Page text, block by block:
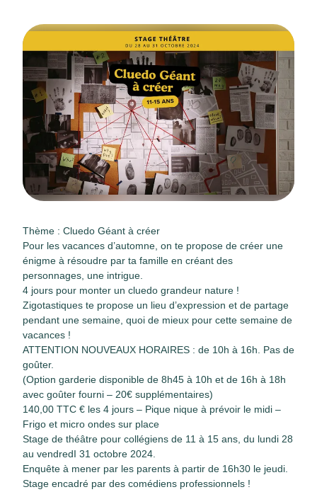
Thème : Cluedo Géant à créer
Pour les vacances d’automne, on te propose de créer une
énigme à résoudre par ta famille en créant des
personnages, une intrigue.
4 jours pour monter un cluedo grandeur nature !
Zigotastiques te propose un lieu d’expression et de partage
pendant une semaine, quoi de mieux pour cette semaine de
vacances !
ATTENTION NOUVEAUX HORAIRES : de 10h à 16h. Pas de
goûter.
(Option garderie disponible de 8h45 à 10h et de 16h à 18h
avec goûter fourni – 20€ supplémentaires)
140,00 TTC € les 4 jours – Pique nique à prévoir le midi –
Frigo et micro ondes sur place
Stage de théâtre pour collégiens de 11 à 15 ans, du lundi 28
au vendredI 31 octobre 2024.
Enquête à mener par les parents à partir de 16h30 le jeudi.
Stage encadré par des comédiens professionnels !